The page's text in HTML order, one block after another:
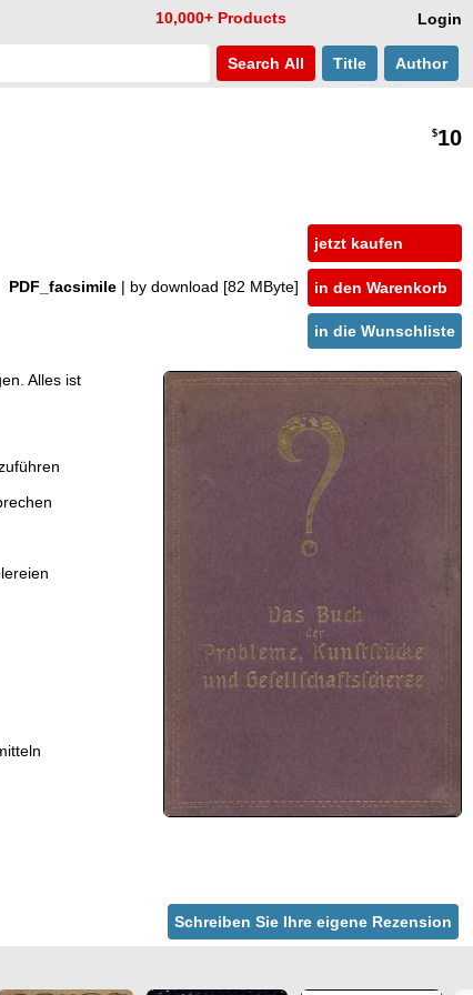
Login
10,000+ Products
Search All Title Author
$10
PDF_facsimile | by download [82 MByte]
jetzt kaufen
in den Warenkorb
in die Wunschliste
Alles ist
Schreiben Sie Ihre eigene Rezension